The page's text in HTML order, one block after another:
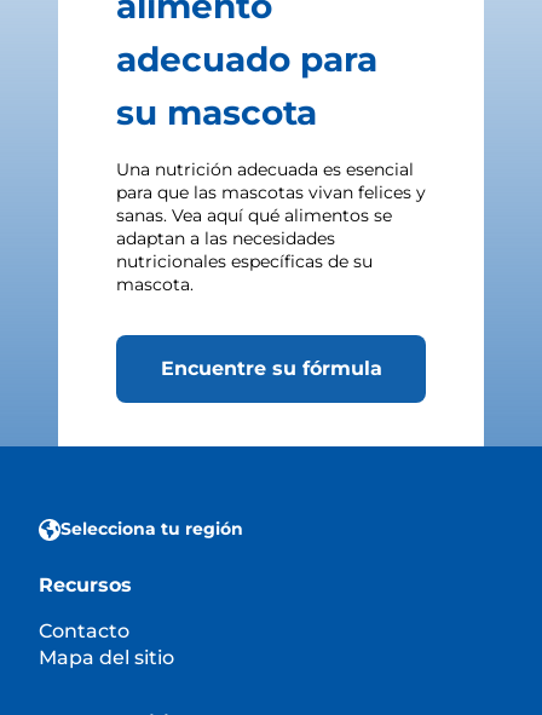
adecuado para
su mascota
Una nutrición adecuada es esencial
para que las mascotas vivan felices y
sanas. Vea aquí qué alimentos se
adaptan a las necesidades
nutricionales específicas de su
mascota.
Encuentre su fórmula
Selecciona tu región
Recursos
Contacto
Mapa del sitio